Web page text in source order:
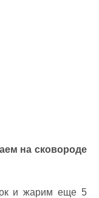
на сковороде
и жарим еще 5